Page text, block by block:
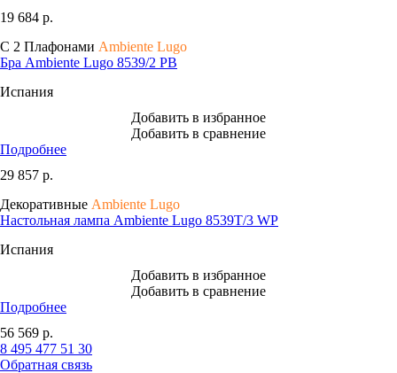
19 684 р.
С 2 Плафонами Ambiente Lugo
Бра Ambiente Lugo 8539/2 PB
Испания
Добавить в избранное
Добавить в сравнение
Подробнее
29 857 р.
Декоративные Ambiente Lugo
Настольная лампа Ambiente Lugo 8539T/3 WP
Испания
Добавить в избранное
Добавить в сравнение
Подробнее
56 569 р.
8 495 477 51 30
Обратная связь